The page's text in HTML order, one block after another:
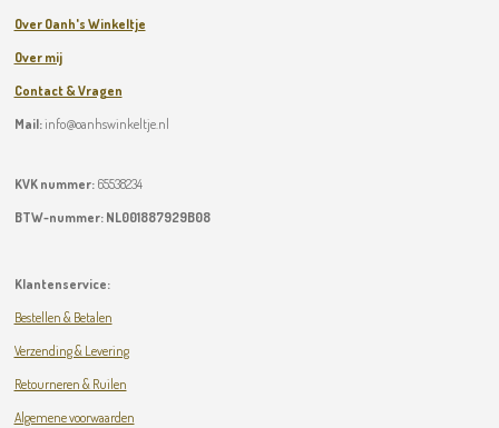
Over Oanh's Winkeltje
Over mij
Contact & Vragen
Mail:info@oanhswinkeltje.nl
KVK nummer: 65538234
BTW-nummer: NL001887929B08
Klantenservice:
Bestellen & Betalen
Verzending & Levering
Retourneren & Ruilen
Algemene voorwaarden